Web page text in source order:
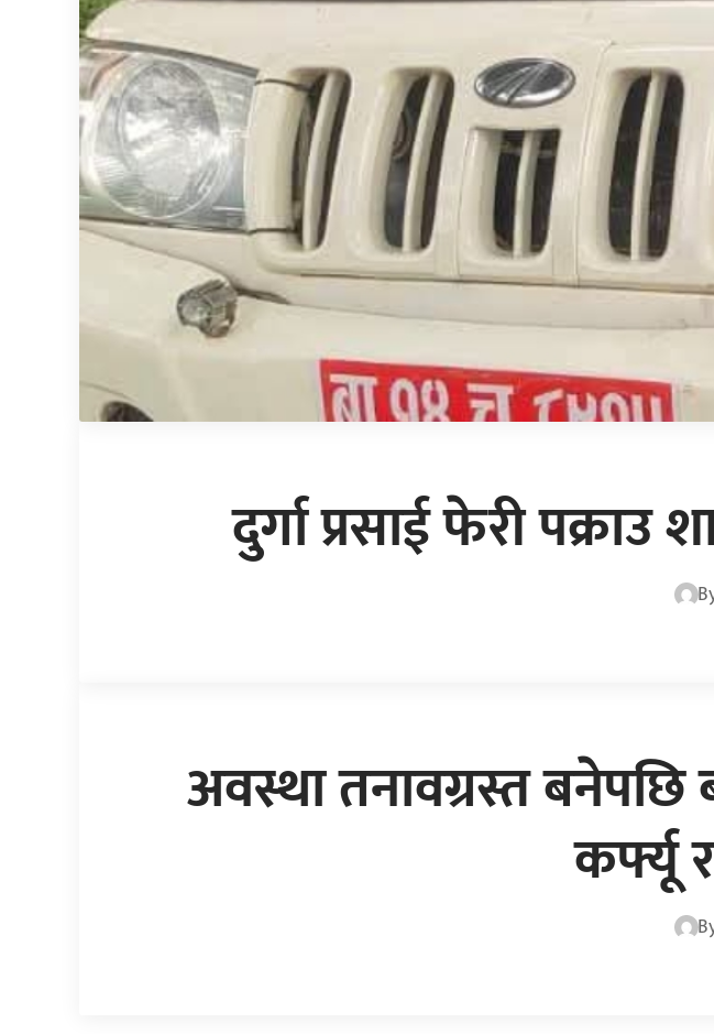
दुर्गा प्रसाई फेरी
अवस्था तनावग्रस्त बनेपछि
कर्फ्यू